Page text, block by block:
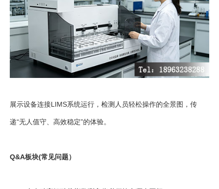
展示设备连接LIMS系统运行，检测人员轻松操作的全景图，传
递“无人值守、高效稳定”的体验。
Q&A板块(常见问题）